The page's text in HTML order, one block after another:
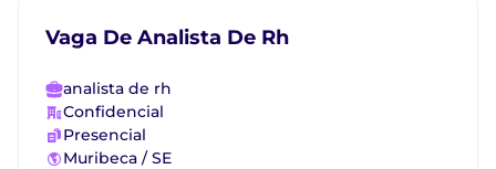
Vaga De Analista De Rh
analista de rh
Confidencial
Presencial
Muribeca / SE